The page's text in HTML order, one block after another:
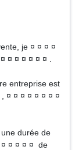
je ¤ ¤ ¤ ¤
¤ ¤ ¤ ¤ ¤ ¤ .
entreprise est
¤ ¤ ¤ ¤ ¤ ¤ ¤ ¤
durée de
¤ ¤ ¤ ¤ ¤ de